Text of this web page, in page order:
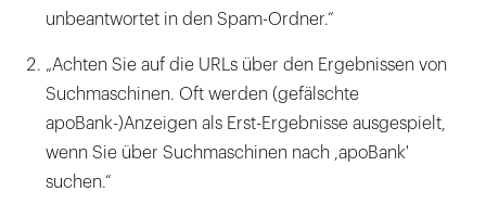
unbeantwortet in den Spam-Ordner.“
„Achten Sie auf die URLs über den Ergebnissen von
Suchmaschinen. Oft werden (gefälschte
apoBank-)Anzeigen als Erst-Ergebnisse ausgespielt,
wenn Sie über Suchmaschinen nach ,apoBank'
suchen.“